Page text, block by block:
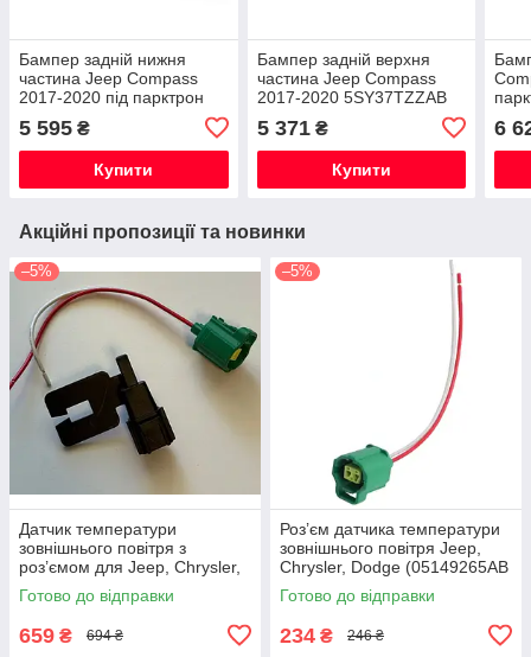
Бампер задній нижня
частина Jeep Compass
2017-2020 під парктрон
5 595 ₴
Купити
Бампер задній верхня
частина Jeep Compass
2017-2020 5SY37TZZAB
без парктроніків і сліпих
зон
5 371₴
Купити
6
Акційні пропозиції та новинки
–5%
Датчик температури
зовнішнього повітря з
роз’ємом для Jeep, Chrysler,
Dodge (05149265AB /
5149025AA / 56042395)
Готово до відправки
659 ₴ 694 ₴
–5%
Роз’єм датчика температури
зовнішнього повітря Jeep,
Chrysler, Dodge (05149265AB
/ 5149025AA / 56042395)
Готово до відправки
234 ₴ 246 ₴